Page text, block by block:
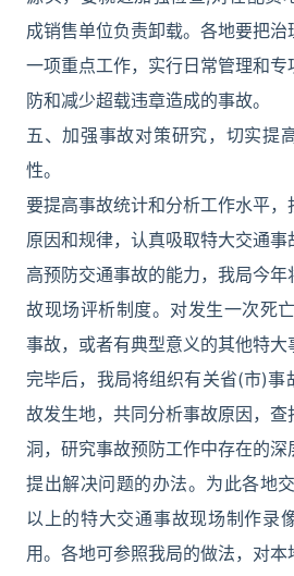
成销售单位负责卸载。各地要把
一项重点工作，实行日常管理和
防和减少超载违章造成的事故。
五、加强事故对策研究，切实提
性。
要提高事故统计和分析工作水平
原因和规律，认真吸取特大交通
高预防交通事故的能力，我局今
故现场评析制度。对发生一次死
事故，或者有典型意义的其他特
完毕后，我局将组织有关省(市)事
故发生地，共同分析事故原因，
洞，研究事故预防工作中存在的深
提出解决问题的办法。为此各地
以上的特大交通事故现场制作录
用。各地可参照我局的做法，对本